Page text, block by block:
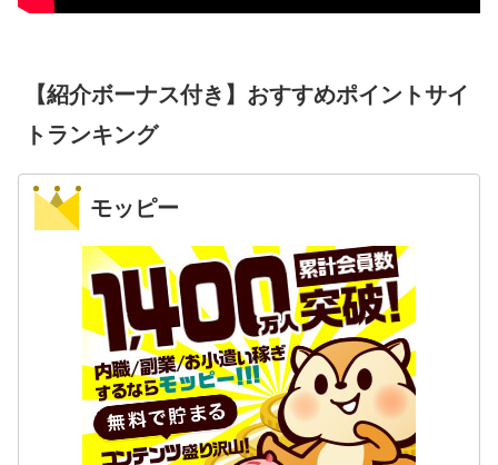
【紹介ボーナス付き】おすすめポイントサイ
トランキング
モッピー